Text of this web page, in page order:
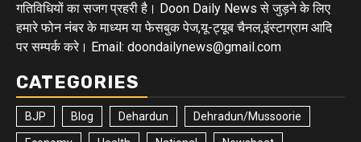
गतिविधियों का सजग प्रहरी है। Doon Daily News से जुड़ने के लिए
हमारे फोन नंबर के माध्यम या फेसबुक पेज,यू-ट्यूब चैनल,इंस्टाग्राम आदि
पर सम्पर्क करे। Email: doondailynews@gmail.com
CATEGORIES
BJP Blog Dehardun Dehradun/Mussoorie